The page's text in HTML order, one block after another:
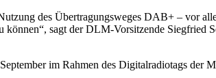
des Übertragungsweges DAB+ – vor
können“, sagt der DLM-Vorsitzende
im Rahmen des Digitalradiotags